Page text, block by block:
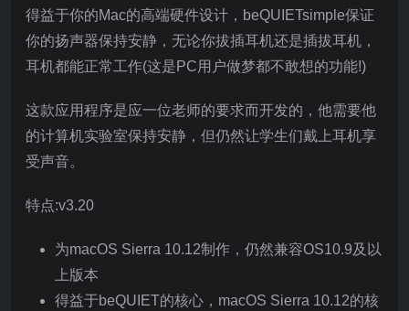
得益于你的Mac的高端硬件设计，beQUIETsimple保证
你的扬声器保持安静，无论你拔插耳机还是插拔耳机，
耳机都能正常工作(这是PC用户做梦都不敢想的功能!)
这款应用程序是应一位老师的要求而开发的，他需要他
的计算机实验室保持安静，但仍然让学生们戴上耳机享
受声音。
特点:v3.20
为macOS Sierra 10.12制作，仍然兼容OS10.9及以
上版本
得益于beQUIET的核心，macOS Sierra 10.12的核